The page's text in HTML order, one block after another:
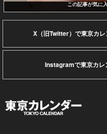
この記事が気に
X（旧Twitter）で東京カ
Instagramで東京カレ